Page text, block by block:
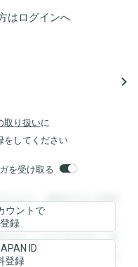
はログインへ
navigate_next
取り扱いに
をしてください
を受け取る
ます。登録すると回答
と回答を閲覧すること
ることができます。登
す。登録すると回答を
ウントで
録
ID
登録